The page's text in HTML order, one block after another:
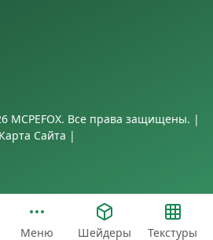
Меню Шейдеры Текстуры
MCPEFOX. Все права защищены. |
Карта Сайта |